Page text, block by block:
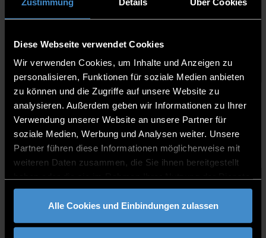
Diese Webseite verwendet Cookies
Wir verwenden Cookies, um Inhalte und Anzeigen zu
personalisieren, Funktionen für soziale Medien anbieten
zu können und die Zugriffe auf unsere Website zu
analysieren. Außerdem geben wir Informationen zu Ihrer
Verwendung unserer Website an unsere Partner für
soziale Medien, Werbung und Analysen weiter. Unsere
Partner führen diese Informationen möglicherweise mit
weiteren Daten zusammen, die Sie ihnen bereitgestellt
gesammelt haben.
Alle Cookies und Einbindungen zulassen
Florian Voit
Mitarbeiter
MARKETING